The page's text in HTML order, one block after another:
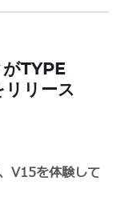
TYPE
リリース
V15を体験して